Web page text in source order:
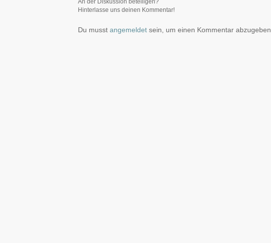
Hinterlasse uns deinen Kommentar!
Du musst angemeldet sein, um einen Kommentar abzugeben.